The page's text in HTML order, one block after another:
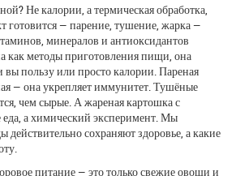
Не калории, атермическая обработка
готовится — парение, тушение, жарка —
минералов и антиоксидантов
какметоды приготовления пищи , она
вы пользу или просто калории . Пареная
— она укрепляет иммунитет. Тушёные
чем сырые. А жареная картошка с
а химический эксперимент. Мы
действительно сохраняют здоровье, а какие
питание — это только свежие овощи и